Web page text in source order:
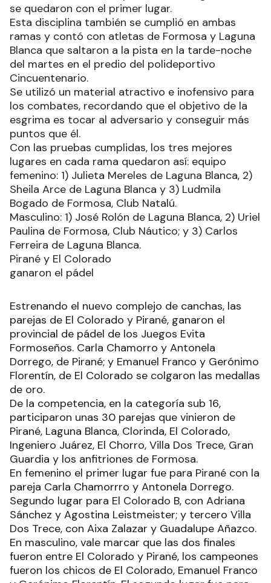
se quedaron con el primer lugar.
Esta disciplina también se cumplió en ambas
ramas y contó con atletas de Formosa y Laguna
Blanca que saltaron a la pista en la tarde-noche
del martes en el predio del polideportivo
Cincuentenario.
Se utilizó un material atractivo e inofensivo para
los combates, recordando que el objetivo de la
esgrima es tocar al adversario y conseguir más
puntos que él.
Con las pruebas cumplidas, los tres mejores
lugares en cada rama quedaron así: equipo
femenino: 1) Julieta Mereles de Laguna Blanca, 2)
Sheila Arce de Laguna Blanca y 3) Ludmila
Bogado de Formosa, Club Natalú.
Masculino: 1) José Rolón de Laguna Blanca, 2) Uriel
Paulina de Formosa, Club Náutico; y 3) Carlos
Ferreira de Laguna Blanca.
Pirané y El Colorado
ganaron el pádel
Estrenando el nuevo complejo de canchas, las
parejas de El Colorado y Pirané, ganaron el
provincial de pádel de los Juegos Evita
Formoseños. Carla Chamorro y Antonela
Dorrego, de Pirané; y Emanuel Franco y Gerónimo
Florentín, de El Colorado se colgaron las medallas
de oro.
De la competencia, en la categoría sub 16,
participaron unas 30 parejas que vinieron de
Pirané, Laguna Blanca, Clorinda, El Colorado,
Ingeniero Juárez, El Chorro, Villa Dos Trece, Gran
Guardia y los anfitriones de Formosa.
En femenino el primer lugar fue para Pirané con la
pareja Carla Chamorrro y Antonela Dorrego.
Segundo lugar para El Colorado B, con Adriana
Sánchez y Agostina Leistmeister; y tercero Villa
Dos Trece, con Aixa Zalazar y Guadalupe Añazco.
En masculino, vale marcar que las dos finales
fueron entre El Colorado y Pirané, los campeones
fueron los chicos de El Colorado, Emanuel Franco